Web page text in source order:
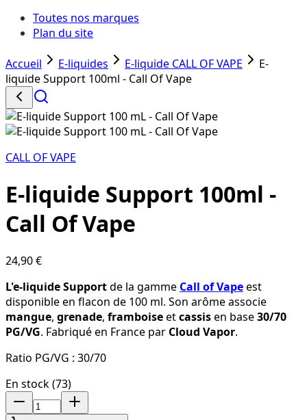
Toutes nos marques
Plan du site
Accueil E-liquides E-liquide CALL OF VAPE
E-
liquide Support 100ml - Call Of Vape
CALL OF VAPE
E-liquide Support 100ml -
Call Of Vape
24,90 €
L'e-liquide Supportde la gamme Call of Vapeest
disponible en flacon de 100 ml. Son arôme associe
mangue, grenade, framboiseetcassisen base30/70
PG/VG. Fabriqué en France par Cloud Vapor.
Ratio PG/VG : 30/70
En stock (73)